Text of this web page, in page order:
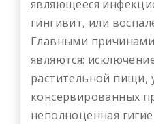
являющееся
гингивит, или
Главными
являются:
растительной пищи,
консервированных
неполноценная